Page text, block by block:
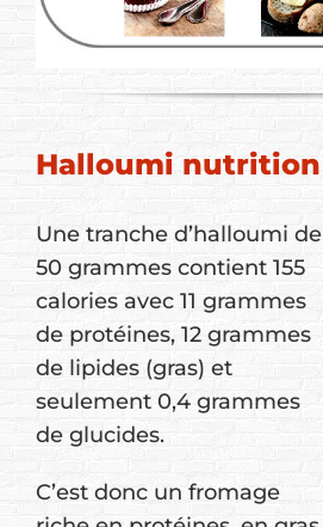
Halloumi nutrition
Une tranche d’halloumi de
50 grammes contient 155
calories avec 11 grammes
de protéines, 12 grammes
de lipides (gras) et
seulement 0,4 grammes
de glucides.
C’est donc un fromage